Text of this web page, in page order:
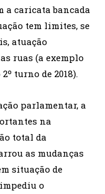
a caricata bancada
tem limites, se
atuação
ruas (a exemplo
turno de 2018).
parlamentar, a
na
total da
as mudanças
situação de
o